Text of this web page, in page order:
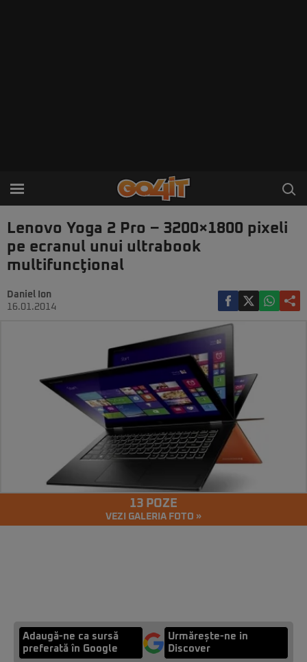
Lenovo Yoga 2 Pro – 3200×1800 pixeli
pe ecranul unui ultrabook
multifuncţional
Daniel Ion
16.01.2014
13 POZE
VEZI GALERIA FOTO »
Adaugă-ne ca sursă
preferată în Google
Urmărește-ne in
Discover